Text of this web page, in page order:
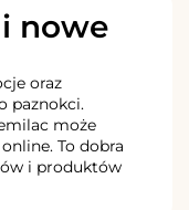
nowe
oraz
paznokci.
może
To dobra
i produktów